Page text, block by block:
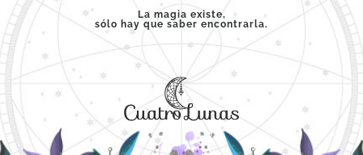
Saltar
contenido
La magia existe,
sólo hay que saber encontrarla.